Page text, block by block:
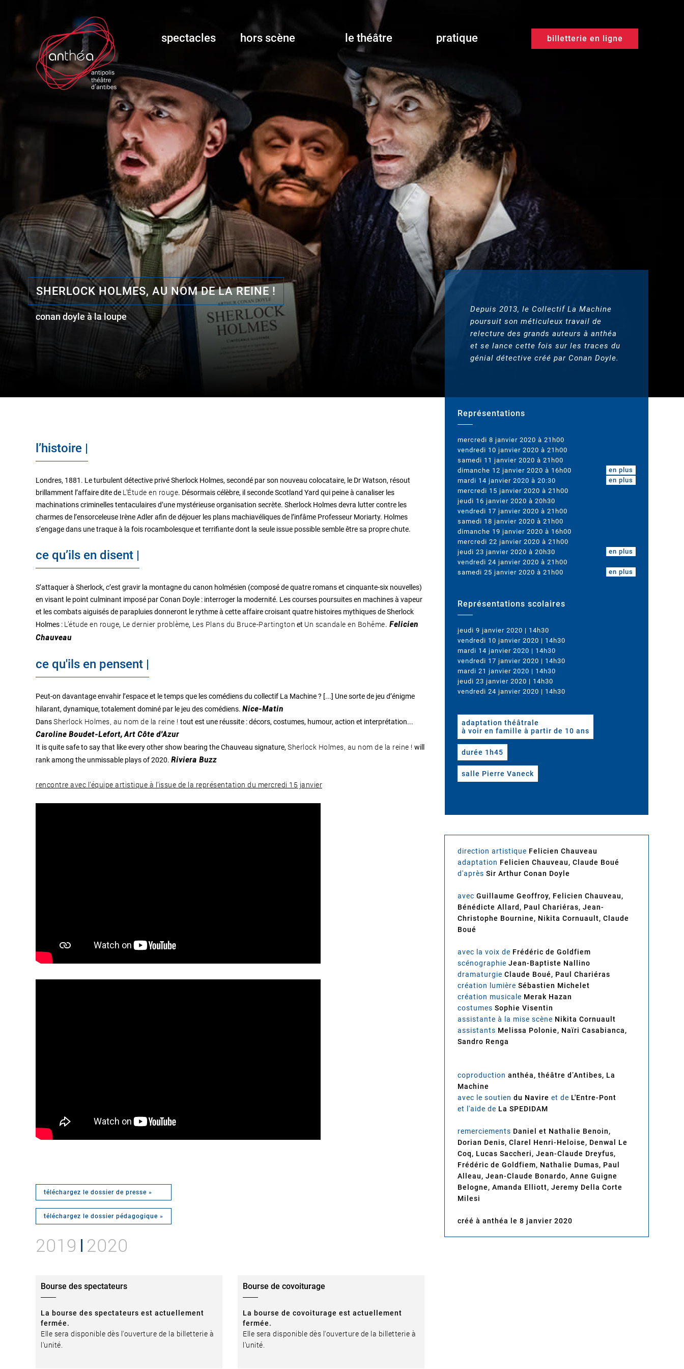
spectacles hors scène le théâtre pratique billetterie en ligne
SHERLOCK HOLMES, AU NOM DE LA REINE !
conan doyle à la loupe
Depuis 2013, le Collectif La Machine
poursuit son méticuleux travail de
relecture des grands auteurs à anthéa
et se lance cette fois sur les traces du
génial détective créé par Conan Doyle.
Représentations
mercredi 8 janvier 2020 à 21h00
vendredi 10 janvier 2020 à 21h00
samedi 11 janvier 2020 à 21h00
dimanche 12 janvier 2020 à 16h00
en plus
mardi 14 janvier 2020 à 20:30
en plus
mercredi 15 janvier 2020 à 21h00
jeudi 16 janvier 2020 à 20h30
vendredi 17 janvier 2020 à 21h00
samedi 18 janvier 2020 à 21h00
dimanche 19 janvier 2020 à 16h00
mercredi 22 janvier 2020 à 21h00
jeudi 23 janvier 2020 à 20h30
en plus
vendredi 24 janvier 2020 à 21h00
samedi 25 janvier 2020 à 21h00
en plus
Représentations scolaires
jeudi 9 janvier 2020 | 14h30
vendredi 10 janvier 2020 | 14h30
mardi 14 janvier 2020 | 14h30
vendredi 17 janvier 2020 | 14h30
mardi 21 janvier 2020 | 14h30
jeudi 23 janvier 2020 | 14h30
vendredi 24 janvier 2020 | 14h30
adaptation théâtrale
à voir en famille à partir de 10 ans
durée 1h45
salle Pierre Vaneck
direction artistique Felicien Chauveau
adaptation Felicien Chauveau, Claude Boué
d'après Sir Arthur Conan Doyle
avec Guillaume Geoffroy, Felicien Chauveau,
Bénédicte Allard, Paul Chariéras, Jean-
Christophe Bournine, Nikita Cornuault, Claude
Boué
avec la voix de Frédéric de Goldfiem
scénographie Jean-Baptiste Nallino
dramaturgie Claude Boué, Paul Chariéras
création lumière Sébastien Michelet
création musicale Merak Hazan
costumes Sophie Visentin
assistante à la mise scène Nikita Cornuault
assistants Melissa Polonie, Naïri Casabianca,
Sandro Renga
coproduction anthéa, théâtre d’Antibes, La
Machine
avec le soutien du Navire et de L'Entre-Pont
et l'aide de La SPEDIDAM
remerciements Daniel et Nathalie Benoin,
Dorian Denis, Clarel Henri-Heloise, Denwal Le
Coq, Lucas Saccheri, Jean-Claude Dreyfus,
Frédéric de Goldfiem, Nathalie Dumas, Paul
Alleau, Jean-Claude Bonardo, Anne Guigne
Belogne, Amanda Elliott, Jeremy Della Corte
Milesi
créé à anthéa le 8 janvier 2020
l’histoire |
Londres, 1881. Le turbulent détective privé Sherlock Holmes, secondé par son nouveau colocataire, le Dr Watson, résout
brillamment l’affaire dite de L’Étude en rouge. Désormais célèbre, il seconde Scotland Yard qui peine à canaliser les
machinations criminelles tentaculaires d’une mystérieuse organisation secrète. Sherlock Holmes devra lutter contre les
charmes de l’ensorceleuse Irène Adler afin de déjouer les plans machiavéliques de l’infâme Professeur Moriarty. Holmes
s’engage dans une traque à la fois rocambolesque et terrifiante dont la seule issue possible semble être sa propre chute.
ce qu’ils en disent |
S’attaquer à Sherlock, c’est gravir la montagne du canon holmésien (composé de quatre romans et cinquante-six nouvelles)
en visant le point culminant imposé par Conan Doyle : interroger la modernité. Les courses poursuites en machines à vapeur
et les combats aiguisés de parapluies donneront le rythme à cette affaire croisant quatre histoires mythiques de Sherlock
Holmes : L’étude en rouge, Le dernier problème, Les Plans du Bruce-Partington et Un scandale en Bohême. Felicien
Chauveau
ce qu'ils en pensent |
Peut-on davantage envahir l’espace et le temps que les comédiens du collectif La Machine ? [...] Une sorte de jeu d’énigme
hilarant, dynamique, totalement dominé par le jeu des comédiens. Nice-Matin
DansSherlock Holmes, au nom de la reine ! tout est une réussite : décors, costumes, humour, action et interprétation...
Caroline Boudet-Lefort, Art Côte d'Azur
It is quite safe to say that like every other show bearing the Chauveau signature, Sherlock Holmes, au nom de la reine ! will
rank among the unmissable plays of 2020. Riviera Buzz
rencontre avec l’équipe artistique à l’issue de la représentation du mercredi 15 janvier
téléchargez le dossier de presse »
téléchargez le dossier pédagogique »
2019 2020
Bourse des spectateurs
La bourse des spectateurs est actuellement
fermée.
Elle sera disponible dès l'ouverture de la billetterie à
l'unité.
Bourse de covoiturage
La bourse de covoiturage est actuellement
fermée.
Elle sera disponible dès l'ouverture de la billetterie à
l'unité.